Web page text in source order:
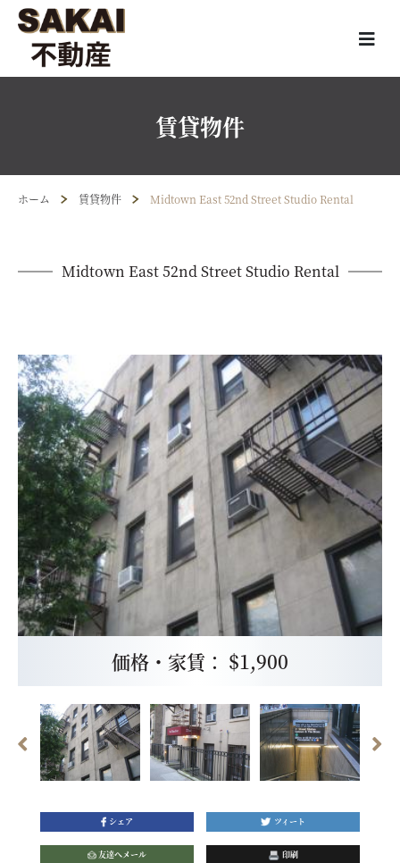
賃貸物件
ホーム 賃貸物件 Midtown East 52nd Street Studio Rental
Midtown East 52nd Street Studio Rental
価格・家賃： $1,900
シェア ツィート
友達へメール 印刷